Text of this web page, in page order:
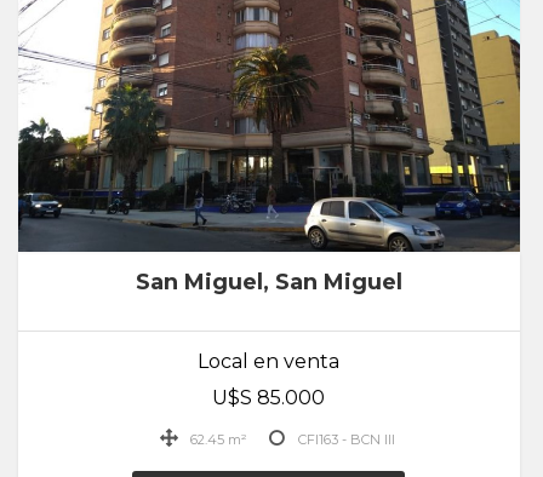
San Miguel, San Miguel
Local en venta
U$S 85.000
62.45 m² CFI163 - BCN III